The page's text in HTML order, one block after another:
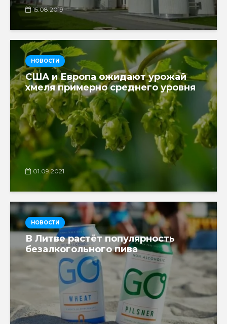
15.08.2019
НОВОСТИ
США и Европа ожидают урожай
хмеля примерно среднего уровня
01.09.2021
НОВОСТИ
В Литве растёт популярность
безалкогольного пива